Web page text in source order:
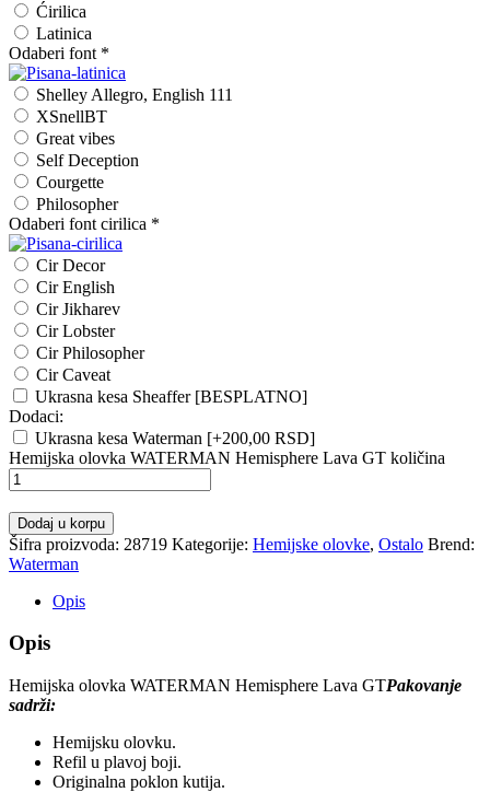
Ćirilica
Latinica
Odaberi font *
Shelley Allegro, English 111
XSnellBT
Great vibes
Self Deception
Courgette
Philosopher
Odaberi font cirilica *
Cir Decor
Cir English
Cir Jikharev
Cir Lobster
Cir Philosopher
Cir Caveat
Ukrasna kesa Sheaffer [BESPLATNO]
Dodaci:
Ukrasna kesa Waterman [+200,00 RSD]
Hemijska olovka WATERMAN Hemisphere Lava GT količina
Dodaj u korpu
Šifra proizvoda: 28719 Kategorije: Hemijske olovke, Ostalo Brend:
Waterman
Opis
Opis
Hemijska olovka WATERMAN Hemisphere Lava GTPakovanje
sadrži:
Hemijsku olovku.
Refil u plavoj boji.
Originalna poklon kutija.